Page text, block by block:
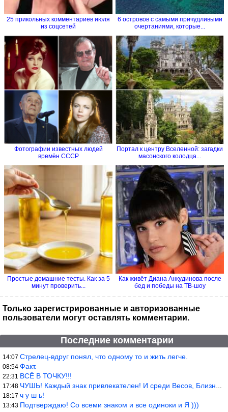
25 прикольных комментариев июля
из соцсетей
6 островов с самыми причудливыми
очертаниями, которые...
Фотографии известных людей
времён СССР
Портал к центру Вселенной: загадки
масонского колодца...
Простые домашние тесты. Как за 5
минут проверить...
Как живёт Диана Анкудинова после
бед и победы на ТВ-шоу
Только зарегистрированные и авторизованные
пользователи могут оставлять комментарии.
Последние комментарии
14:07 Стрелец-вдруг понял, что одному то и жить легче.
08:54 Факт.
22:31 ВСЁ В ТОЧКУ!!!
17:48 ЧУШЬ! Каждый знак привлекателен! И среди Весов, Близнецов встреч
18:17 ч у ш ь!
13:43 Подтверждаю! Со всеми знаком и все одиноки и Я )))